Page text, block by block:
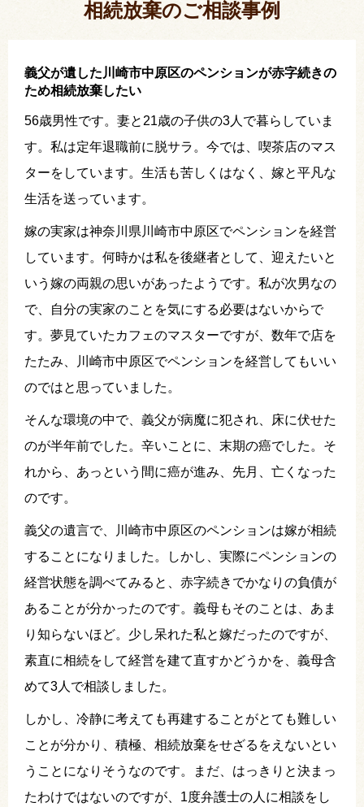
相続放棄のご相談事例
義父が遺した川崎市中原区のペンションが赤字続きの
ため相続放棄したい
56歳男性です。妻と21歳の子供の3人で暮らしていま
す。私は定年退職前に脱サラ。今では、喫茶店のマス
ターをしています。生活も苦しくはなく、嫁と平凡な
生活を送っています。
嫁の実家は神奈川県川崎市中原区でペンションを経営
しています。何時かは私を後継者として、迎えたいと
いう嫁の両親の思いがあったようです。私が次男なの
で、自分の実家のことを気にする必要はないからで
す。夢見ていたカフェのマスターですが、数年で店を
たたみ、川崎市中原区でペンションを経営してもいい
のではと思っていました。
そんな環境の中で、義父が病魔に犯され、床に伏せた
のが半年前でした。辛いことに、末期の癌でした。そ
れから、あっという間に癌が進み、先月、亡くなった
のです。
義父の遺言で、川崎市中原区のペンションは嫁が相続
することになりました。しかし、実際にペンションの
経営状態を調べてみると、赤字続きでかなりの負債が
あることが分かったのです。義母もそのことは、あま
り知らないほど。少し呆れた私と嫁だったのですが、
素直に相続をして経営を建て直すかどうかを、義母含
めて3人で相談しました。
しかし、冷静に考えても再建することがとても難しい
ことが分かり、積極、相続放棄をせざるをえないとい
うことになりそうなのです。まだ、はっきりと決まっ
たわけではないのですが、1度弁護士の人に相談をし